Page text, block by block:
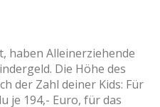
haben Alleinerziehende
Die Höhe des
der Zahl deiner Kids: Für
je 194,- Euro, für das